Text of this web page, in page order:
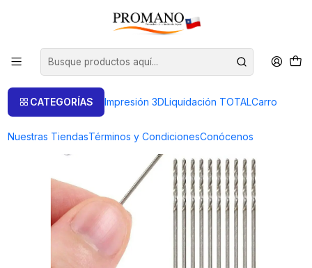
CATEGORÍAS Impresión 3DLiquidación TOTALCarro
Nuestras TiendasTérminos y CondicionesConócenos
Perforación Corte
SET DE 10 BROCAS DE ACERO HSS DIAMETROS 0.8 MM